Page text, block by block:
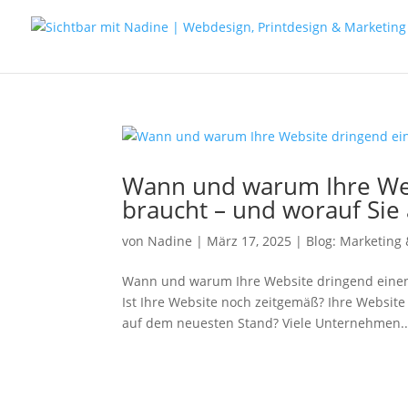
Wann und warum Ihre
braucht – und worauf
von Nadine | März 17, 2025 | Blog: Marketing
Wann und warum Ihre Website dringend
Ist Ihre Website noch zeitgemäß? Ihre
auf dem neuesten Stand? Viele